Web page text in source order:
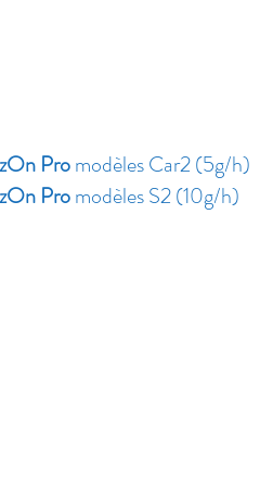
Promodèles Car2 (5g/h)
Promodèles S2 (10g/h)